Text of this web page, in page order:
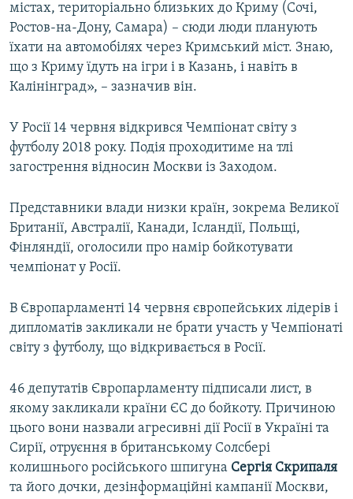
містах, територіально близьких до Криму (Сочі,
Ростов-на-Дону, Самара) – сюди люди планують
їхати на автомобілях через Кримський міст. Знаю,
що з Криму їдуть на ігри і в Казань, і навіть в
Калінінград», – зазначив він.
У Росії 14 червня відкрився Чемпіонат світу з
футболу 2018 року. Подія проходитиме на тлі
загострення відносин Москви із Заходом.
Представники влади низки країн, зокрема Великої
Британії, Австралії, Канади, Ісландії, Польщі,
Фінляндії, оголосили про намір бойкотувати
чемпіонат у Росії.
В Європарламенті 14 червня європейських лідерів і
дипломатів закликали не брати участь у Чемпіонаті
світу з футболу, що відкривається в Росії.
46 депутатів Європарламенту підписали лист, в
якому закликали країни ЄС до бойкоту. Причиною
цього вони назвали агресивні дії Росії в Україні та
Сирії, отруєння в британському Солсбері
колишнього російського шпигуна Сергія Скрипаля
та його дочки, дезінформаційні кампанії Москви,